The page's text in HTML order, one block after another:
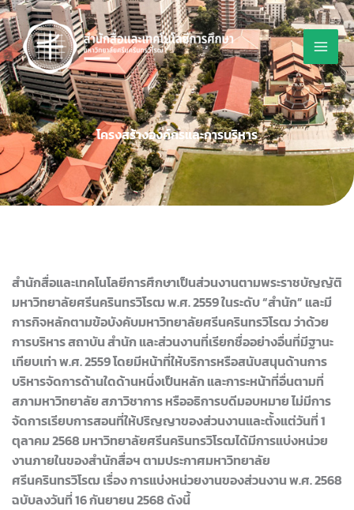
Skip
to
content
โครงสร้างองค์กรและการบริหาร
สำนักสื่อและเทคโนโลยีการศึกษาเป็นส่วนงานตามพระราชบัญญัติ
มหาวิทยาลัยศรีนครินทรวิโรฒ พ.ศ. 2559 ในระดับ “สำนัก” และมี
การกิจหลักตามข้อบังคับมหาวิทยาลัยศรีนครินทรวิโรฒ ว่าด้วย
การบริหาร สถาบัน สำนัก และส่วนงานที่เรียกชื่ออย่างอื่นที่มีฐานะ
เทียบเท่า พ.ศ. 2559 โดยมีหน้าที่ให้บริการหรือสนับสนุนด้านการ
บริหารจัดการด้านใดด้านหนึ่งเป็นหลัก และการะหน้าที่อื่นตามที่
สภามหาวิทยาลัย สภาวิชาการ หรืออธิการบดีมอบหมาย ไม่มีการ
จัดการเรียบการสอนที่ให้ปริญญาของส่วนงานและตั้งแต่วันที่ 1
ตุลาคม 2568 มหาวิทยาลัยศรีนครินทรวิโรฒได้มีการแบ่งหน่วย
งานภายในของสำนักสื่อฯ ตามประกาศมหาวิทยาลัย
ศรีนครินทรวิโรฒ เรื่อง การแบ่งหน่วยงานของส่วนงาน พ.ศ. 2568
ฉบับลงวันที่ 16 กันยายน 2568 ดังนี้